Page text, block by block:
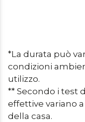
*La durata può
condizioni
utilizzo.
** Secondo i test
effettive variano
della casa.